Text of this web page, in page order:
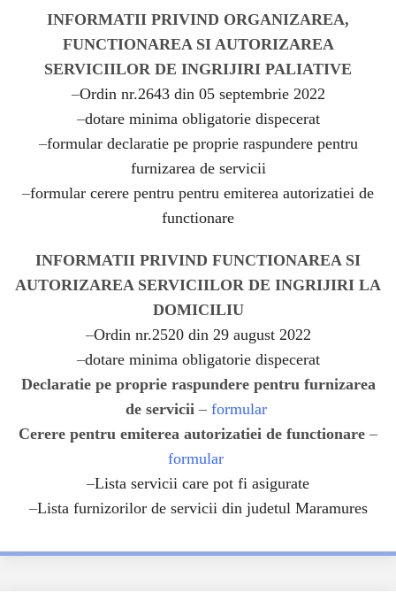
INFORMATII PRIVIND ORGANIZAREA,
FUNCTIONAREA SI AUTORIZAREA
SERVICIILOR DE INGRIJIRI PALIATIVE
–Ordin nr.2643 din 05 septembrie 2022
–dotare minima obligatorie dispecerat
–formular declaratie pe proprie raspundere pentru
furnizarea de servicii
–formular cerere pentru pentru emiterea autorizatiei de
functionare
INFORMATII PRIVIND FUNCTIONAREA SI
AUTORIZAREA SERVICIILOR DE INGRIJIRI LA
DOMICILIU
–Ordin nr.2520 din 29 august 2022
–dotare minima obligatorie dispecerat
Declaratie pe proprie raspundere pentru furnizarea
de servicii – formular
Cerere pentru emiterea autorizatiei de functionare –
formular
–Lista servicii care pot fi asigurate
–Lista furnizorilor de servicii din judetul Maramures